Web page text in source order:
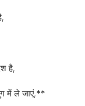
है,
में ले जाएं,**